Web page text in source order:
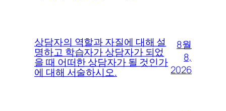
상담자의 역할과 자질에 대해 설
명하고 학습자가 상담자가 되었
을 때 어떠한 상담자가 될 것인가
에 대해 서술하시오.
8월
8,
2026